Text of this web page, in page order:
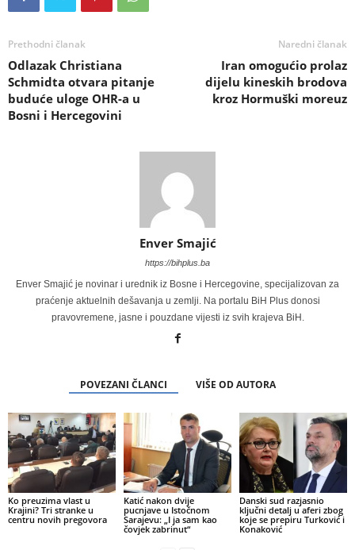
Prethodni članak
Odlazak Christiana
Schmidta otvara pitanje
buduće uloge OHR-a u
Bosni i Hercegovini
Naredni članak
Iran omogućio prolaz
dijelu kineskih brodova
kroz Hormuški moreuz
Enver Smajić
https://bihplus.ba
Enver Smajić je novinar i urednik iz Bosne i Hercegovine, specijalizovan za
praćenje aktuelnih dešavanja u zemlji. Na portalu BiH Plus donosi
pravovremene, jasne i pouzdane vijesti iz svih krajeva BiH.
POVEZANI ČLANCI VIŠE OD AUTORA
Ko preuzima vlast u
Krajini? Tri stranke u
centru novih pregovora
Katić nakon dvije
pucnjave u Istočnom
Sarajevu: „I ja sam kao
čovjek zabrinut“
Danski sud razjasnio
ključni detalj u aferi zbog
koje se prepiru Turković i
Konaković